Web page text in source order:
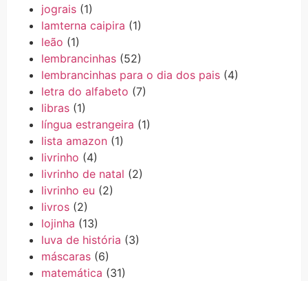
jograis (1)
lamterna caipira (1)
leão (1)
lembrancinhas (52)
lembrancinhas para o dia dos pais (4)
letra do alfabeto (7)
libras (1)
língua estrangeira (1)
lista amazon (1)
livrinho (4)
livrinho de natal (2)
livrinho eu (2)
livros (2)
lojinha (13)
luva de história (3)
máscaras (6)
matemática (31)